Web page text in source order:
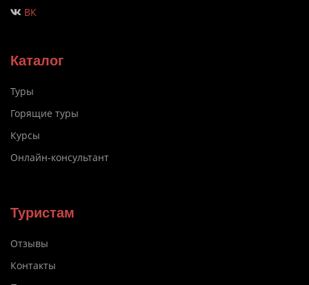
ВК
Каталог
Туры
Горящие туры
Курсы
Онлайн-консультант
Туристам
Отзывы
Контакты